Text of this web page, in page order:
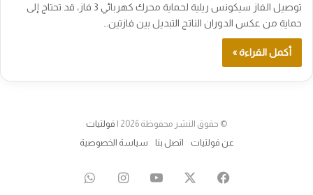
توصيل الفاز سيكونس ريلية لحماية محرك كهربائي 3 فاز، قد تحتاج إلى
حماية من عكس الدوران الناتج التبديل بين فازتين…
أكمل القراءة »
© حقوق النشر محفوظة 2026 |
فولتيات
عن فولتيات
اتصل بنا سياسة الخصوصية
فيسبوك ‫YouTubeانستقرام